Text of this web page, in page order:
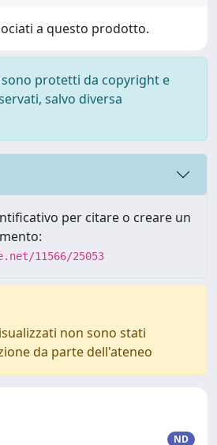
a questo prodotto.
protetti da copyright e
salvo diversa
per citare o creare un
11566/25053
non sono stati
da parte dell'ateneo
ND